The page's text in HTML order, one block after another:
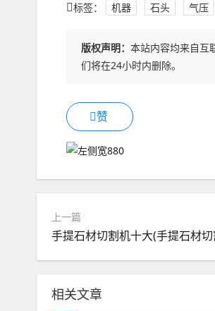
标签： 机器 石头 气压
版权声明： 本站内容均来自互
们将在24小时内删除。
赞
上一篇
手提石材切割机十大(手提石材
相关文章